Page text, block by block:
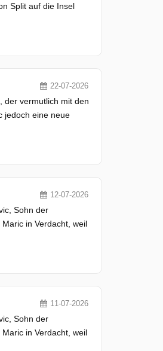
Split auf die Insel
22-07-2026
der vermutlich mit den
jedoch eine neue
12-07-2026
Sohn der
in Verdacht, weil
11-07-2026
Sohn der
in Verdacht, weil